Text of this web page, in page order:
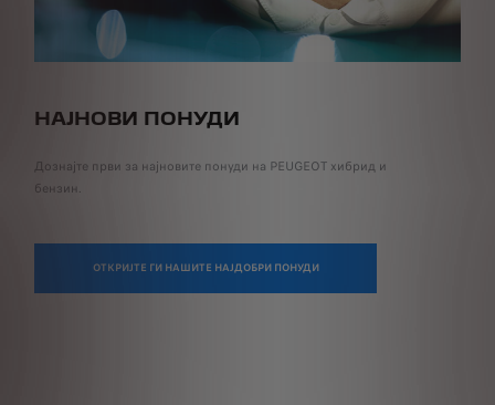
НАЈНОВИ ПОНУДИ
Дознајте први за најновите понуди на PEUGEOT хибрид и
бензин.
ОТКРИЈТЕ ГИ НАШИТЕ НАЈДОБРИ ПОНУДИ